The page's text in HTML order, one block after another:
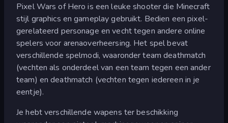
Pixel Wars of Hero is een leuke shooter die Minecraft
stijl graphics en gameplay gebruikt. Bedien een pixel-
gerelateerd personage en vecht tegen andere online
spelers voor arenaoverheersing. Het spel bevat
verschillende spelmodi, waaronder team deathmatch
(vechten als onderdeel van een team tegen een ander
team) en deathmatch (vechten tegen iedereen in je
eentje).
Je hebt verschillende wapens ter beschikking